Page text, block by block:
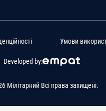
Мілітарний Всі права захищені.
Developed by:
Умови